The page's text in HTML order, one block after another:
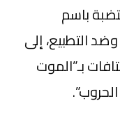
باسم
التطبيع، إلى
بـ”الموت